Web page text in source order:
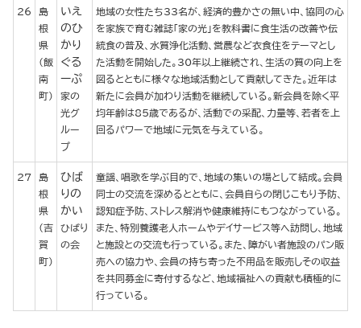
26
島
根
県
(飯
南
町)
いえ
のひ
かり
ぐる
ーぷ
家の
光グ
ルー
プ
地域の女性たち33名が、経済的豊かさの無い中、協同の心
を家族で育む雑誌「家の光」を教科書に食生活の改善や伝
統食の普及、水質浄化活動、営農など衣食住をテーマとし
た活動を開始した。30年以上継続され、生活の質の向上を
図るとともに様々な地域活動として貢献してきた。近年は
新たに会員が加わり活動を継続している。新会員を除く平
均年齢は85歳であるが、活動での采配、力量等、若者を上
回るパワーで地域に元気を与えている。
27
島
根
県
(吉
賀
町)
ひば
りの
かい
ひばり
の会
童謡、唱歌を学ぶ目的で、地域の集いの場として結成。会員
同士の交流を深めるとともに、会員自らの閉じこもり予防、
認知症予防、ストレス解消や健康維持にもつながっている。
また、特別養護老人ホームやデイサービス等へ訪問し、地域
と施設との交流も行っている。また、障がい者施設のパン販
売への協力や、会員の持ち寄った不用品を販売しその収益
を共同募金に寄付するなど、地域福祉への貢献も積極的に
行っている。